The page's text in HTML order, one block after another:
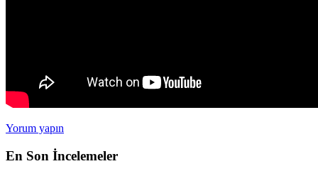
Yorum yapın
En Son İncelemeler